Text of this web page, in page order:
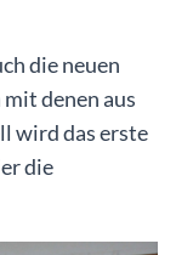
die neuen
denen aus
wird das erste
die